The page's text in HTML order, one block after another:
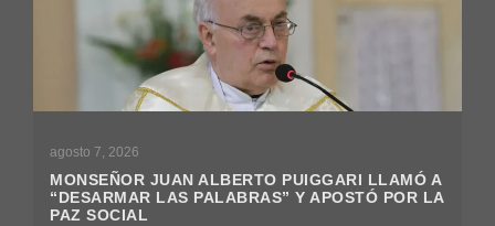
agosto 7, 2026
MONSEÑOR JUAN ALBERTO PUIGGARI LLAMÓ A
“DESARMAR LAS PALABRAS” Y APOSTÓ POR LA
PAZ SOCIAL